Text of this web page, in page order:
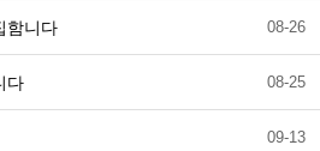
함니다 08-26
다 08-25
09-13